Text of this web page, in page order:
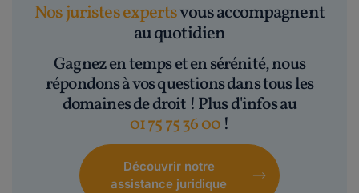
Nos juristes expertsvous accompagnent
au quotidien
Gagnez en temps et en sérénité, nous
répondons à vos questions dans tous les
domaines de droit ! Plus d'infos au
01 75 75 36 00 !
Découvrir notre
assistance juridique